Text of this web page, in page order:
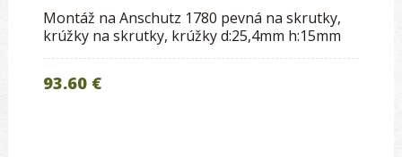
Montáž na Anschutz 1780 pevná na skrutky,
krúžky na skrutky, krúžky d:25,4mm h:15mm
93.60 €